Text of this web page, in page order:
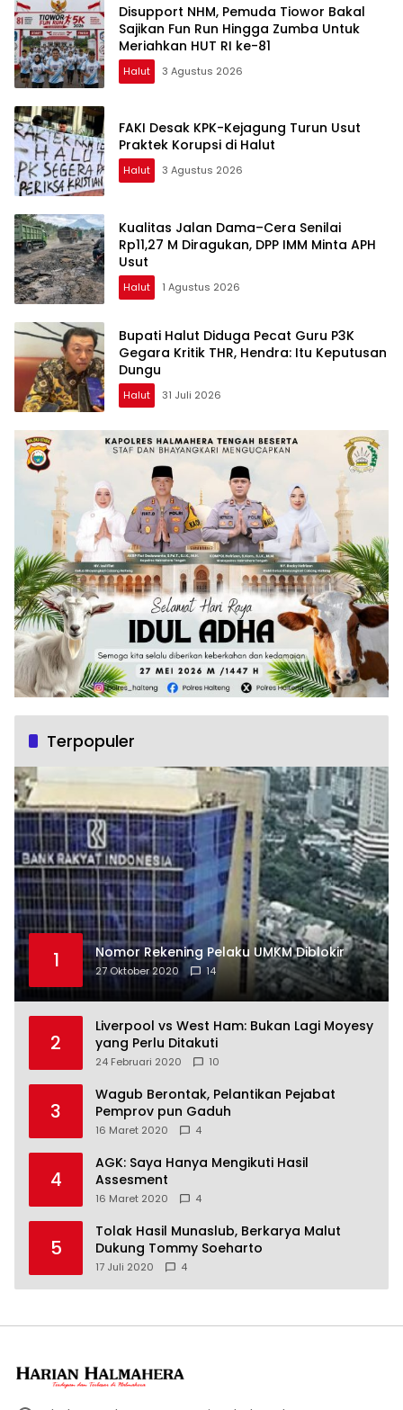
Disupport NHM, Pemuda Tiowor Bakal
Sajikan Fun Run Hingga Zumba Untuk
Meriahkan HUT RI ke-81
Halut 3 Agustus 2026
FAKI Desak KPK-Kejagung Turun Usut
Praktek Korupsi di Halut
Halut 3 Agustus 2026
Kualitas Jalan Dama–Cera Senilai
Rp11,27 M Diragukan, DPP IMM Minta APH
Usut
Halut 1 Agustus 2026
Bupati Halut Diduga Pecat Guru P3K
Gegara Kritik THR, Hendra: Itu Keputusan
Dungu
Halut 31 Juli 2026
Terpopuler
1 Nomor Rekening Pelaku UMKM Diblokir
27 Oktober 2020 14
2
Liverpool vs West Ham: Bukan Lagi Moyesy
yang Perlu Ditakuti
24 Februari 2020 10
3
Wagub Berontak, Pelantikan Pejabat
Pemprov pun Gaduh
16 Maret 2020 4
4
AGK: Saya Hanya Mengikuti Hasil
Assesment
16 Maret 2020 4
5
Tolak Hasil Munaslub, Berkarya Malut
Dukung Tommy Soeharto
17 Juli 2020 4